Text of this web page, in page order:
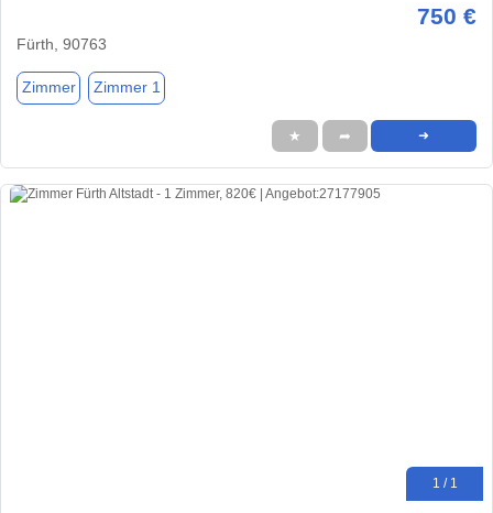
750 €
Fürth, 90763
Zimmer Zimmer 1
★ ➦ ➜
1 / 1